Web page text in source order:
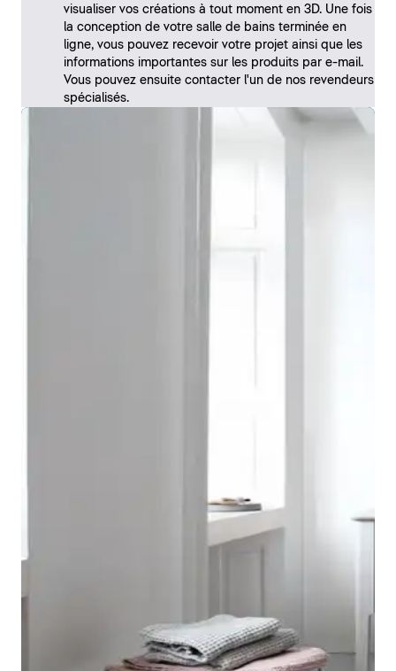
visualiser vos créations à tout moment en 3D. Une fois
la conception de votre salle de bains terminée en
ligne, vous pouvez recevoir votre projet ainsi que les
informations importantes sur les produits par e-mail.
Vous pouvez ensuite contacter l'un de nos revendeurs
spécialisés.